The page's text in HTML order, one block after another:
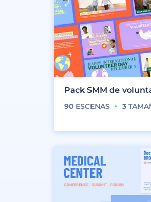
Pack SMM de
90 ESCENAS 3